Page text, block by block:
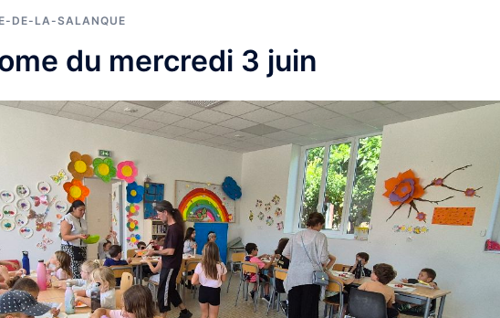
DE-LA-SALANQUE
du mercredi 3 juin